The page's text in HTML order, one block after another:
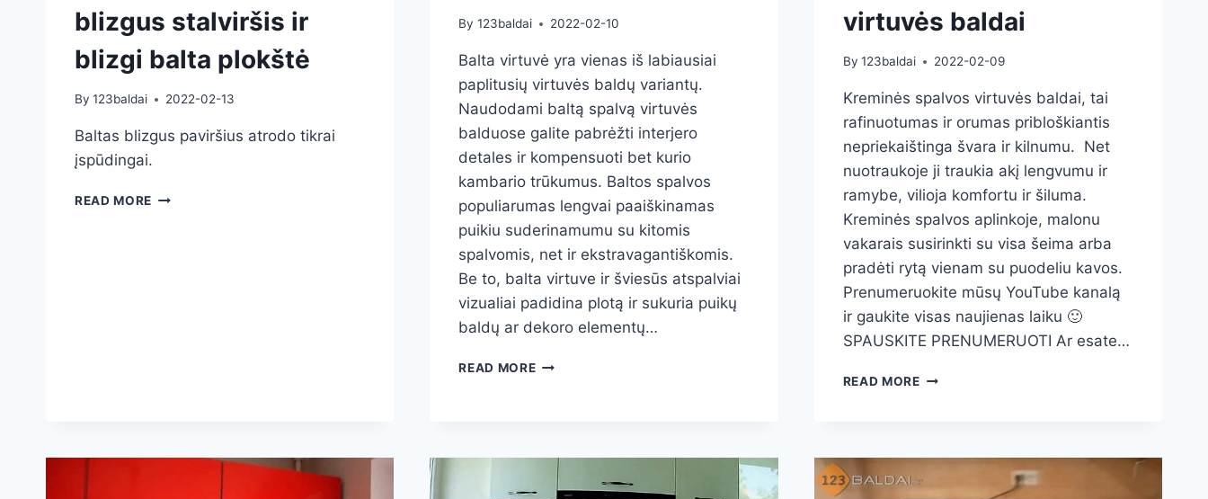
blizgus stalviršis ir
blizgi balta plokštė
By 123baldai 2022-02-13
Baltas blizgus paviršius atrodo tikrai
įspūdingai.
READ MORE VIRTUVINIAI
By 123baldai 2022-02-10
Balta virtuvė yra vienas iš labiausiai
paplitusių virtuvės baldų variantų.
Naudodami baltą spalvą virtuvės
balduose galite pabrėžti interjero
detales ir kompensuoti bet kurio
kambario trūkumus. Baltos spalvos
populiarumas lengvai paaiškinamas
puikiu suderinamumu su kitomis
spalvomis, net ir ekstravagantiškomis.
Be to, balta virtuve ir šviesūs atspalviai
vizualiai padidina plotą ir sukuria puikų
baldų ar dekoro elementų…
READ MOREBALTA
virtuvės baldai
By 123baldai 2022-02-09
Kreminės spalvos virtuvės baldai, tai
rafinuotumas ir orumas pribloškiantis
nepriekaištinga švara ir kilnumu. Net
nuotraukoje ji traukia akį lengvumu ir
ramybe, vilioja komfortu ir šiluma.
Kreminės spalvos aplinkoje, malonu
vakarais susirinkti su visa šeima arba
pradėti rytą vienam su puodeliu kavos.
Prenumeruokite mūsų YouTube kanalą
ir gaukite visas naujienas laiku 🙂
SPAUSKITE PRENUMERUOTI Ar esate…
READ MOREKREMINĖS